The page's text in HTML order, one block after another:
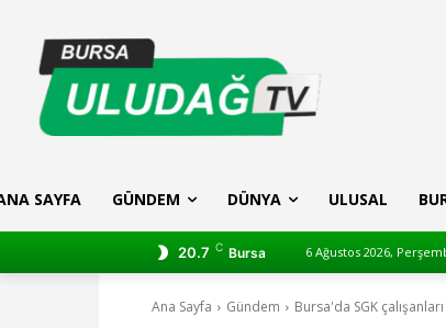
SAYFA GÜNDEM DÜNYA ULUSAL
20.7 C Bursa 6 Ağustos 2026,
Ana Sayfa Gündem
Bursa'da SGK çalışanları